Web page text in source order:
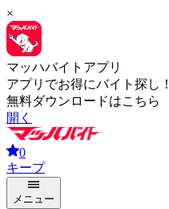
×
マッハバイトアプリ
アプリでお得にバイト探し！
無料ダウンロードはこちら
開く
0
キープ
メニュー